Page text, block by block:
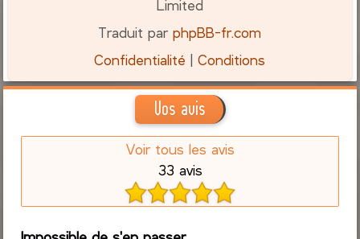
Limited
Traduit parphpBB-fr.com
Confidentialité |Conditions
Vos avis
Voir tous les avis
33 avis